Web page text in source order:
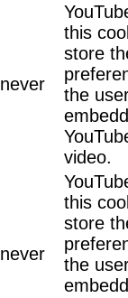
never
this
store
the
video.
never
this
store
the